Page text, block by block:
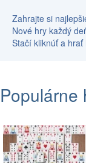
Zahrajte si
Nové hry každý
Stačí kliknúť a hrať
Populárne